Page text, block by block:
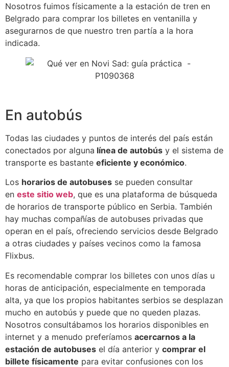
Nosotros fuimos físicamente a la estación de tren en
Belgrado para comprar los billetes en ventanilla y
asegurarnos de que nuestro tren partía a la hora
indicada.
En autobús
Todas las ciudades y puntos de interés del país están
conectados por alguna línea de autobús y el sistema de
transporte es bastante eficiente y económico.
Los horarios de autobuses se pueden consultar
en este sitio web, que es una plataforma de búsqueda
de horarios de transporte público en Serbia. También
hay muchas compañías de autobuses privadas que
operan en el país, ofreciendo servicios desde Belgrado
a otras ciudades y países vecinos como la famosa
Flixbus.
Es recomendable comprar los billetes con unos días u
horas de anticipación, especialmente en temporada
alta, ya que los propios habitantes serbios se desplazan
mucho en autobús y puede que no queden plazas.
Nosotros consultábamos los horarios disponibles en
internet y a menudo preferíamos acercarnos a la
estación de autobuses el día anterior y comprar el
billete físicamente para evitar confusiones con los